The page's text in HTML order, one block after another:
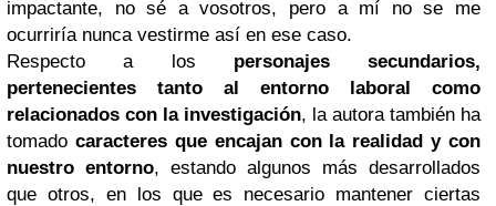
impactante, no sé a vosotros, pero a mí no se me
ocurriría nunca vestirme así en ese caso.
Respecto a los personajes secundarios,
pertenecientes tanto al entorno laboral como
relacionados con la investigación, la autora también ha
tomado caracteres que encajan con la realidad y con
nuestro entorno, estando algunos más desarrollados
que otros, en los que es necesario mantener ciertas